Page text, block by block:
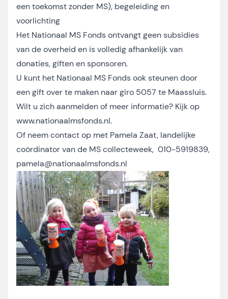
een toekomst zonder MS), begeleiding en
voorlichting
Het Nationaal MS Fonds ontvangt geen subsidies
van de overheid en is volledig afhankelijk van
donaties, giften en sponsoren.
U kunt het Nationaal MS Fonds ook steunen door
een gift over te maken naar giro 5057 te Maassluis.
Wilt u zich aanmelden of meer informatie? Kijk op
www.nationaalmsfonds.nl.
Of neem contact op met Pamela Zaat, landelijke
coördinator van de MS collecteweek, 010-5919839,
pamela@nationaalmsfonds.nl